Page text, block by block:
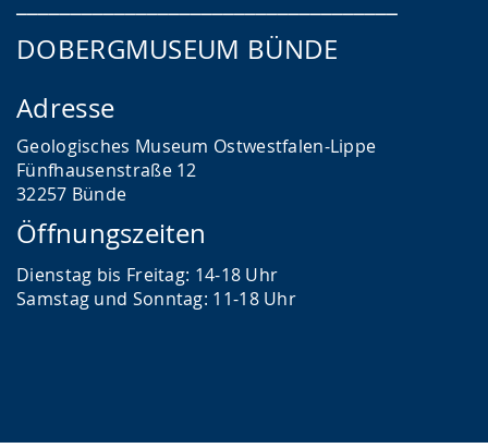
DOBERGMUSEUM BÜNDE
Adresse
Geologisches Museum Ostwestfalen-Lippe
Fünfhausenstraße 12
32257 Bünde
Öffnungszeiten
Dienstag bis Freitag: 14-18 Uhr
Samstag und Sonntag: 11-18 Uhr